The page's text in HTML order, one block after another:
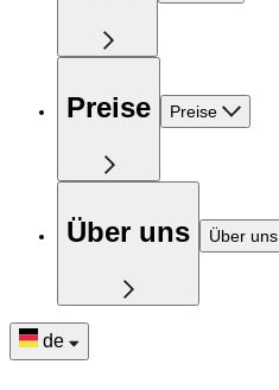
Preise Preise
Über uns Über uns
de